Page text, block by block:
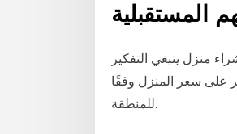
منزل ينبغي التفكير
على سعر المنزل وفقًا
للمنطقة.